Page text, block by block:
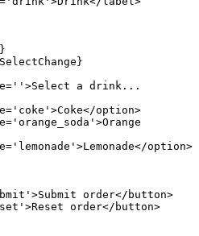
value='coke'>Coke</option>
value='lemonade'>Lemonade</option>
order</button>
order</button>